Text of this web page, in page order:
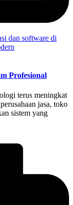
Profesional
terus meningkat
jasa, toko
sistem yang